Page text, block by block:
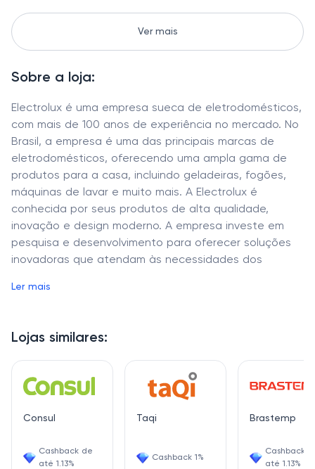
Sobre a loja:
Electrolux é uma empresa sueca de eletrodomésticos,
com mais de 100 anos de experiência no mercado. No
Brasil, a empresa é uma das principais marcas de
eletrodomésticos, oferecendo uma ampla gama de
produtos para a casa, incluindo geladeiras, fogões,
máquinas de lavar e muito mais. A Electrolux é
conhecida por seus produtos de alta qualidade,
inovação e design moderno. A empresa investe em
pesquisa e desenvolvimento para oferecer soluções
inovadoras que atendam às necessidades dos
Ler mais
Lojas similares:
Consul
Cashback de
até 1.13%
Taqi
Cashback 1%
Brastemp
Cashback
até 1.13%
Ver mais